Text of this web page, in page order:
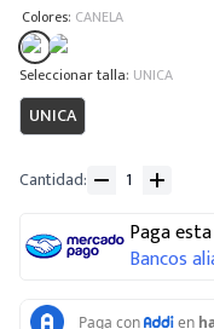
Colores: CANELA
: UNICA
UNICA
Cantidad
Paga
Bancos